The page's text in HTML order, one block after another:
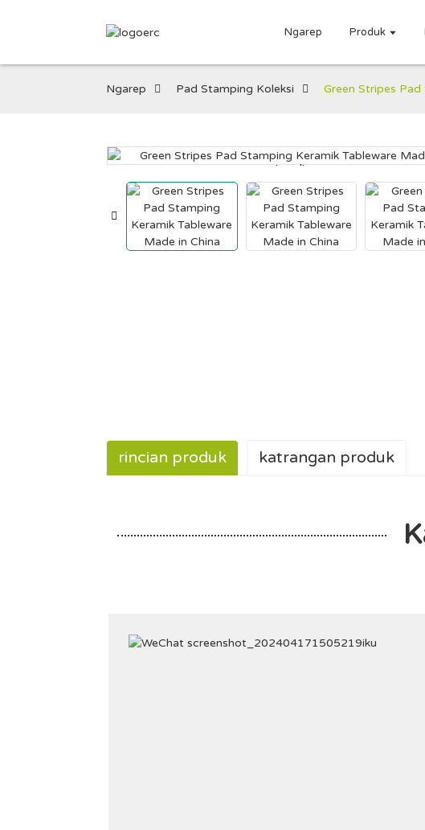
Ngarep Produk
Ngarep Pad Stamping Koleksi Green Stripes
Loading...
Loading...
rincian produk katrangan produk